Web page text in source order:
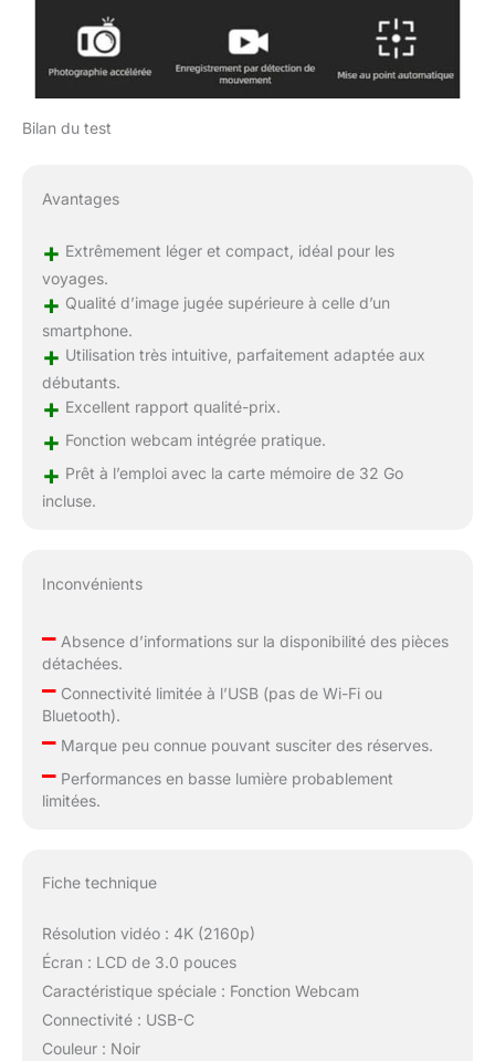
Bilan du test
Avantages
+ Extrêmement léger et compact, idéal pour les
voyages.
+ Qualité d’image jugée supérieure à celle d’un
smartphone.
+ Utilisation très intuitive, parfaitement adaptée aux
débutants.
+ Excellent rapport qualité-prix.
+ Fonction webcam intégrée pratique.
+ Prêt à l’emploi avec la carte mémoire de 32 Go
incluse.
Inconvénients
–Absence d’informations sur la disponibilité des pièces
détachées.
–Connectivité limitée à l’USB (pas de Wi-Fi ou
Bluetooth).
–Marque peu connue pouvant susciter des réserves.
–Performances en basse lumière probablement
limitées.
Fiche technique
Résolution vidéo : 4K (2160p)
Écran : LCD de 3.0 pouces
Caractéristique spéciale : Fonction Webcam
Connectivité : USB-C
Couleur : Noir